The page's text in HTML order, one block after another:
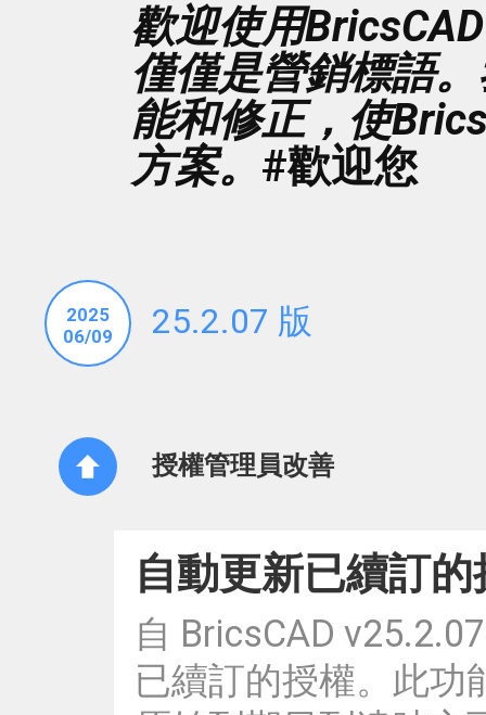
歡迎使用
僅僅是營銷標語
能和修正，使
方案。 #歡迎您
2025
06/09
25.2.07 版
授權管理員改善
自動更新已續訂的
自 BricsCAD
已續訂的授權。此功